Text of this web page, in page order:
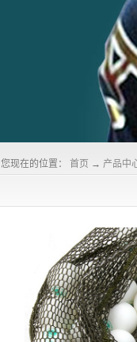
您现在的位置： 首页 → 产品中